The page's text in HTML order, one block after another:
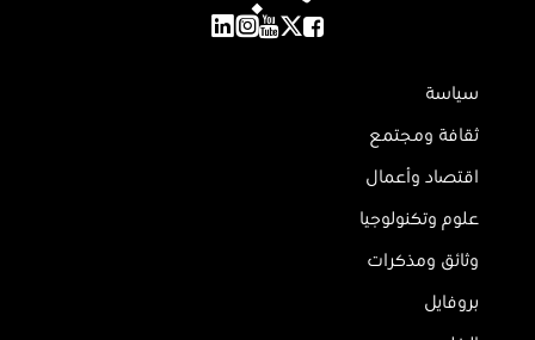
سياسة
ثقافة ومجتمع
اقتصاد وأعمال
علوم وتكنولوجيا
وثائق ومذكرات
بروفايل